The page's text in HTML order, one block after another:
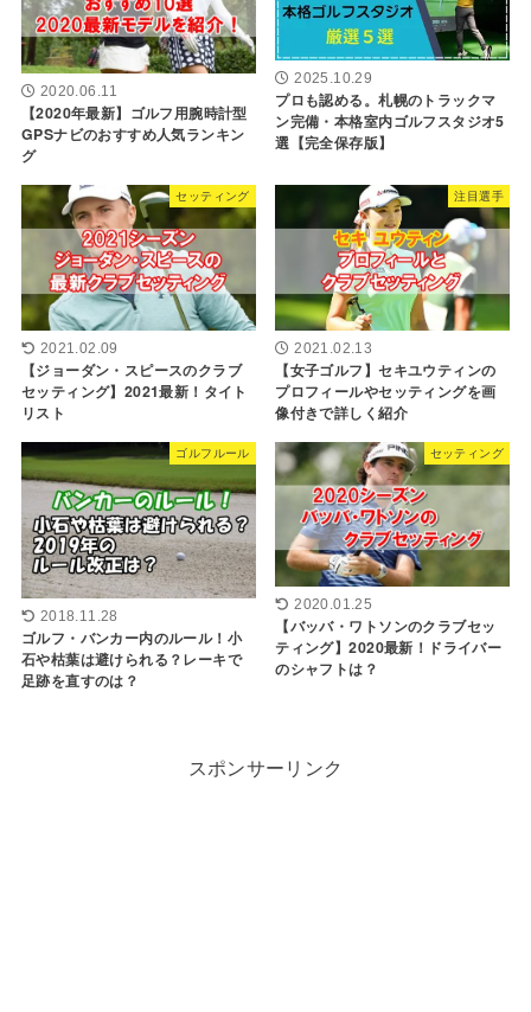
2020.06.11
【2020年最新】ゴルフ用腕時計型
GPSナビのおすすめ人気ランキン
グ
2025.10.29
プロも認める。札幌のトラックマ
ン完備・本格室内ゴルフスタジオ5
選【完全保存版】
セッティング
2021.02.09
【ジョーダン・スピースのクラブ
セッティング】2021最新！タイト
リスト
注目選手
2021.02.13
【女子ゴルフ】セキユウティンの
プロフィールやセッティングを画
像付きで詳しく紹介
ゴルフルール
2018.11.28
ゴルフ・バンカー内のルール！小
石や枯葉は避けられる？レーキで
足跡を直すのは？
セッティング
2020.01.25
【バッバ・ワトソンのクラブセッ
ティング】2020最新！ドライバー
のシャフトは？
スポンサーリンク